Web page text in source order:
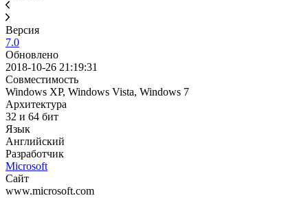
Версия
7.0
Обновлено
2018-10-26 21:19:31
Совместимость
Windows XP, Windows Vista, Windows 7
Архитектура
32 и 64 бит
Язык
Английский
Разработчик
Microsoft
Сайт
www.microsoft.com